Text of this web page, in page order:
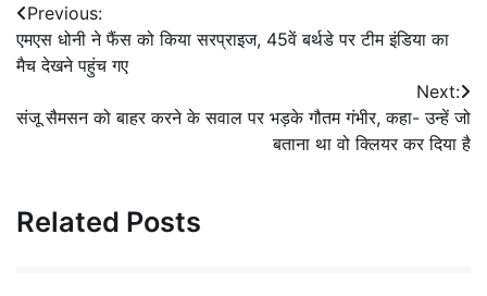
Post
navigation
Previous:
एमएस धोनी ने फैंस को किया सरप्राइज, 45वें बर्थडे पर टीम इंडिया का
मैच देखने पहुंच गए
Next:
संजू सैमसन को बाहर करने के सवाल पर भड़के गौतम गंभीर, कहा- उन्हें जो
बताना था वो क्लियर कर दिया है
Related Posts